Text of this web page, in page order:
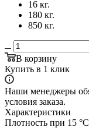
16 кг.
180 кг.
850 кг.
В корзину
Купить в 1 клик
Наши менеджеры
условия заказа.
Характеристики
Плотность при 15